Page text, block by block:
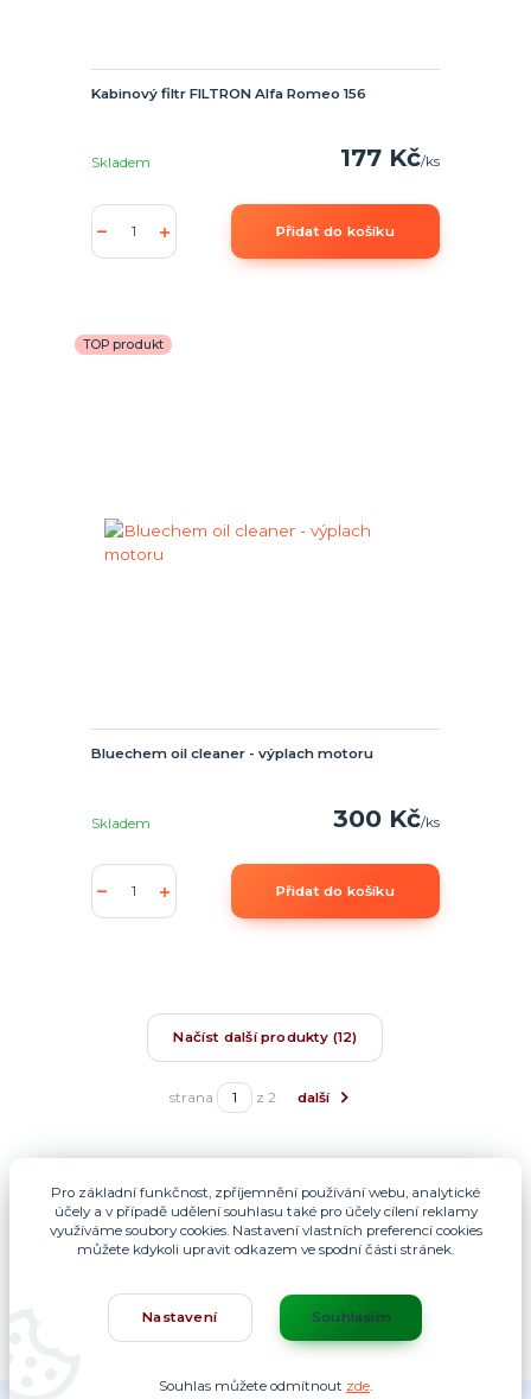
Kabinový filtr FILTRON Alfa Romeo 156
177 Kč/ks
Skladem
Přidat do košíku
TOP produkt
Bluechem oil cleaner - výplach motoru
300 Kč/ks
Skladem
Přidat do košíku
Načíst další produkty (12)
strana z 2 další
Pro základní funkčnost, zpříjemnění používání webu, analytické
účely a v případě udělení souhlasu také pro účely cílení reklamy
využíváme soubory cookies. Nastavení vlastních preferencí cookies
můžete kdykoli upravit odkazem ve spodní části stránek.
Nastavení Souhlasím
Souhlas můžete odmítnout zde.